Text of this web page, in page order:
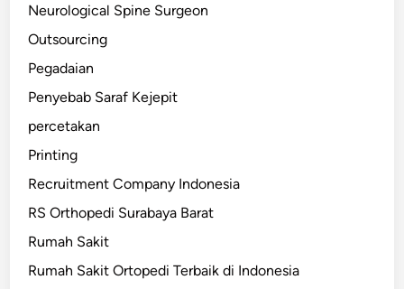
Neurological Spine Surgeon
Outsourcing
Pegadaian
Penyebab Saraf Kejepit
percetakan
Printing
Recruitment Company Indonesia
RS Orthopedi Surabaya Barat
Rumah Sakit
Rumah Sakit Ortopedi Terbaik di Indonesia